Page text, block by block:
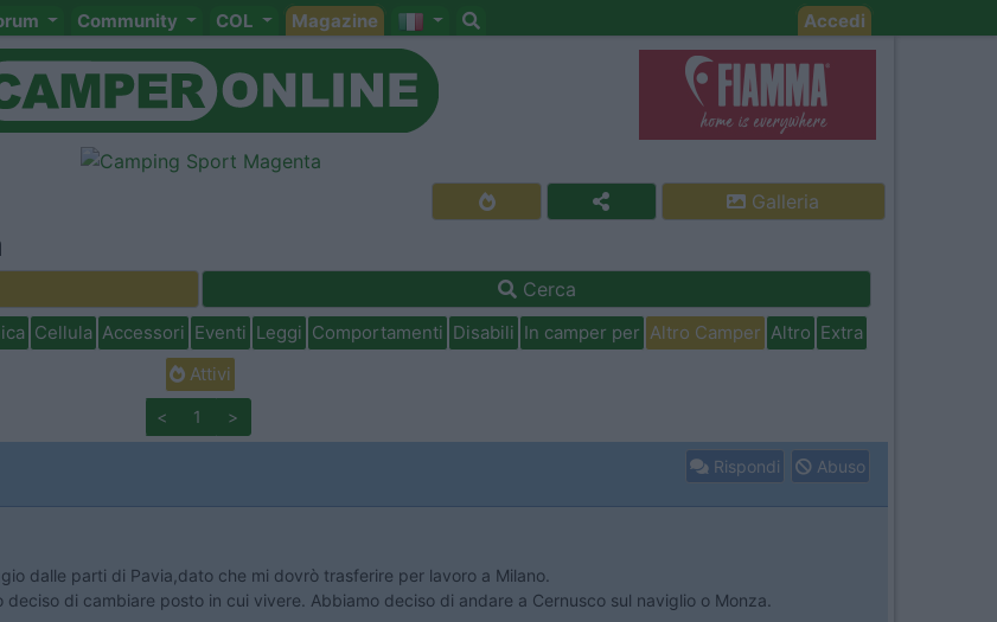
Community COL Magazine Accedi
Galleria
Cerca
Cellula Accessori Eventi Leggi Comportamenti Disabili In camper per Altro Camper Altro Extra
Attivi
< 1 >
Rispondi Abuso
dalle parti di Pavia,dato che mi dovrò trasferire per lavoro a Milano.
di cambiare posto in cui vivere. Abbiamo deciso di andare a Cernusco sul naviglio o Monza.